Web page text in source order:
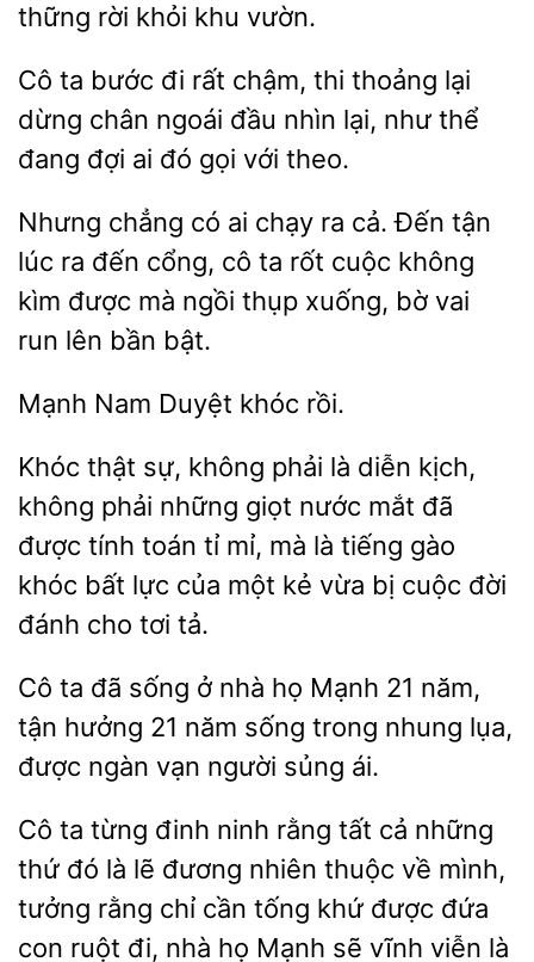
thững rời khỏi khu
Cô ta bước
chậm, thi thoảng lại
dừng chân ngoái
nhìn lại, như thể
đang đợi ai đó gọi với theo.
Nhưng chẳng có ai chạy
cả. Đến
lúc ra đến cổng, cô ta rốt cuộc không
kìm được mà
thụp xuống, bờ vai
run lên bần bật.
Duyệt khóc
Khóc
sự, không phải là diễn kịch,
không phải những giọt nước mắt đã
được tính toán tỉ mỉ, mà là
gào
khóc bất lực của một kẻ
bị cuộc đời
đánh cho tơi tả.
đã sống ở nhà họ Mạnh 21 năm,
tận hưởng
năm sống trong nhung lụa,
được ngàn vạn người sủng ái.
Cô ta từng đinh
rằng tất cả những
thứ đó là lẽ đương nhiên thuộc về mình,
tưởng rằng chỉ cần tống khứ được đứa
con ruột đi, nhà
Mạnh sẽ vĩnh viễn là